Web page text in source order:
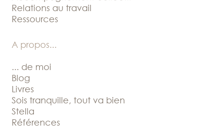
Relations au travail
Ressources
A propos...
... de moi
Blog
Livres
Sois tranquille, tout va bien
Stella
Références